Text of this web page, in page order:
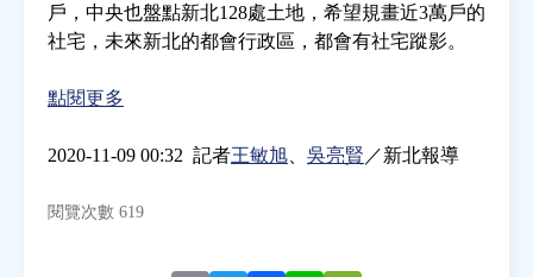
戶，中央也盤點新北128處土地，希望規畫近3萬戶的
社宅，未來新北的都會行政區，都會有社宅蹤影。
點閱更多
2020-11-09 00:32 記者王敏旭 吳亮賢 ／新北報導
閱覽次數 619